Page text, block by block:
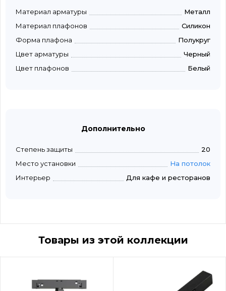
Материал арматуры
Металл
Материал плафонов
Силикон
Форма плафона
Полукруг
Цвет арматуры
Черный
Цвет плафонов
Белый
Дополнительно
Степень защиты
20
Место установки
На потолок
Интерьер
Для кафе и ресторанов
Товары из этой коллекции